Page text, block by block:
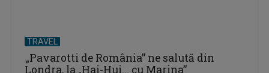
TRAVEL
„Pavarotti de România” ne salută din
Londra, la „Hai-Hui... cu Marina”